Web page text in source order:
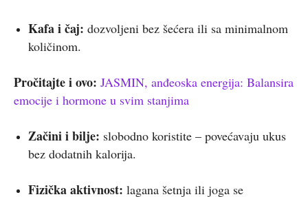
Kafa i čaj: dozvoljeni bez šećera ili sa minimalnom
količinom.
Pročitajte i ovo: JASMIN, anđeoska energija: Balansira
emocije i hormone u svim stanjima
Začini i bilje: slobodno koristite – povećavaju ukus
bez dodatnih kalorija.
Fizička aktivnost: lagana šetnja ili joga se